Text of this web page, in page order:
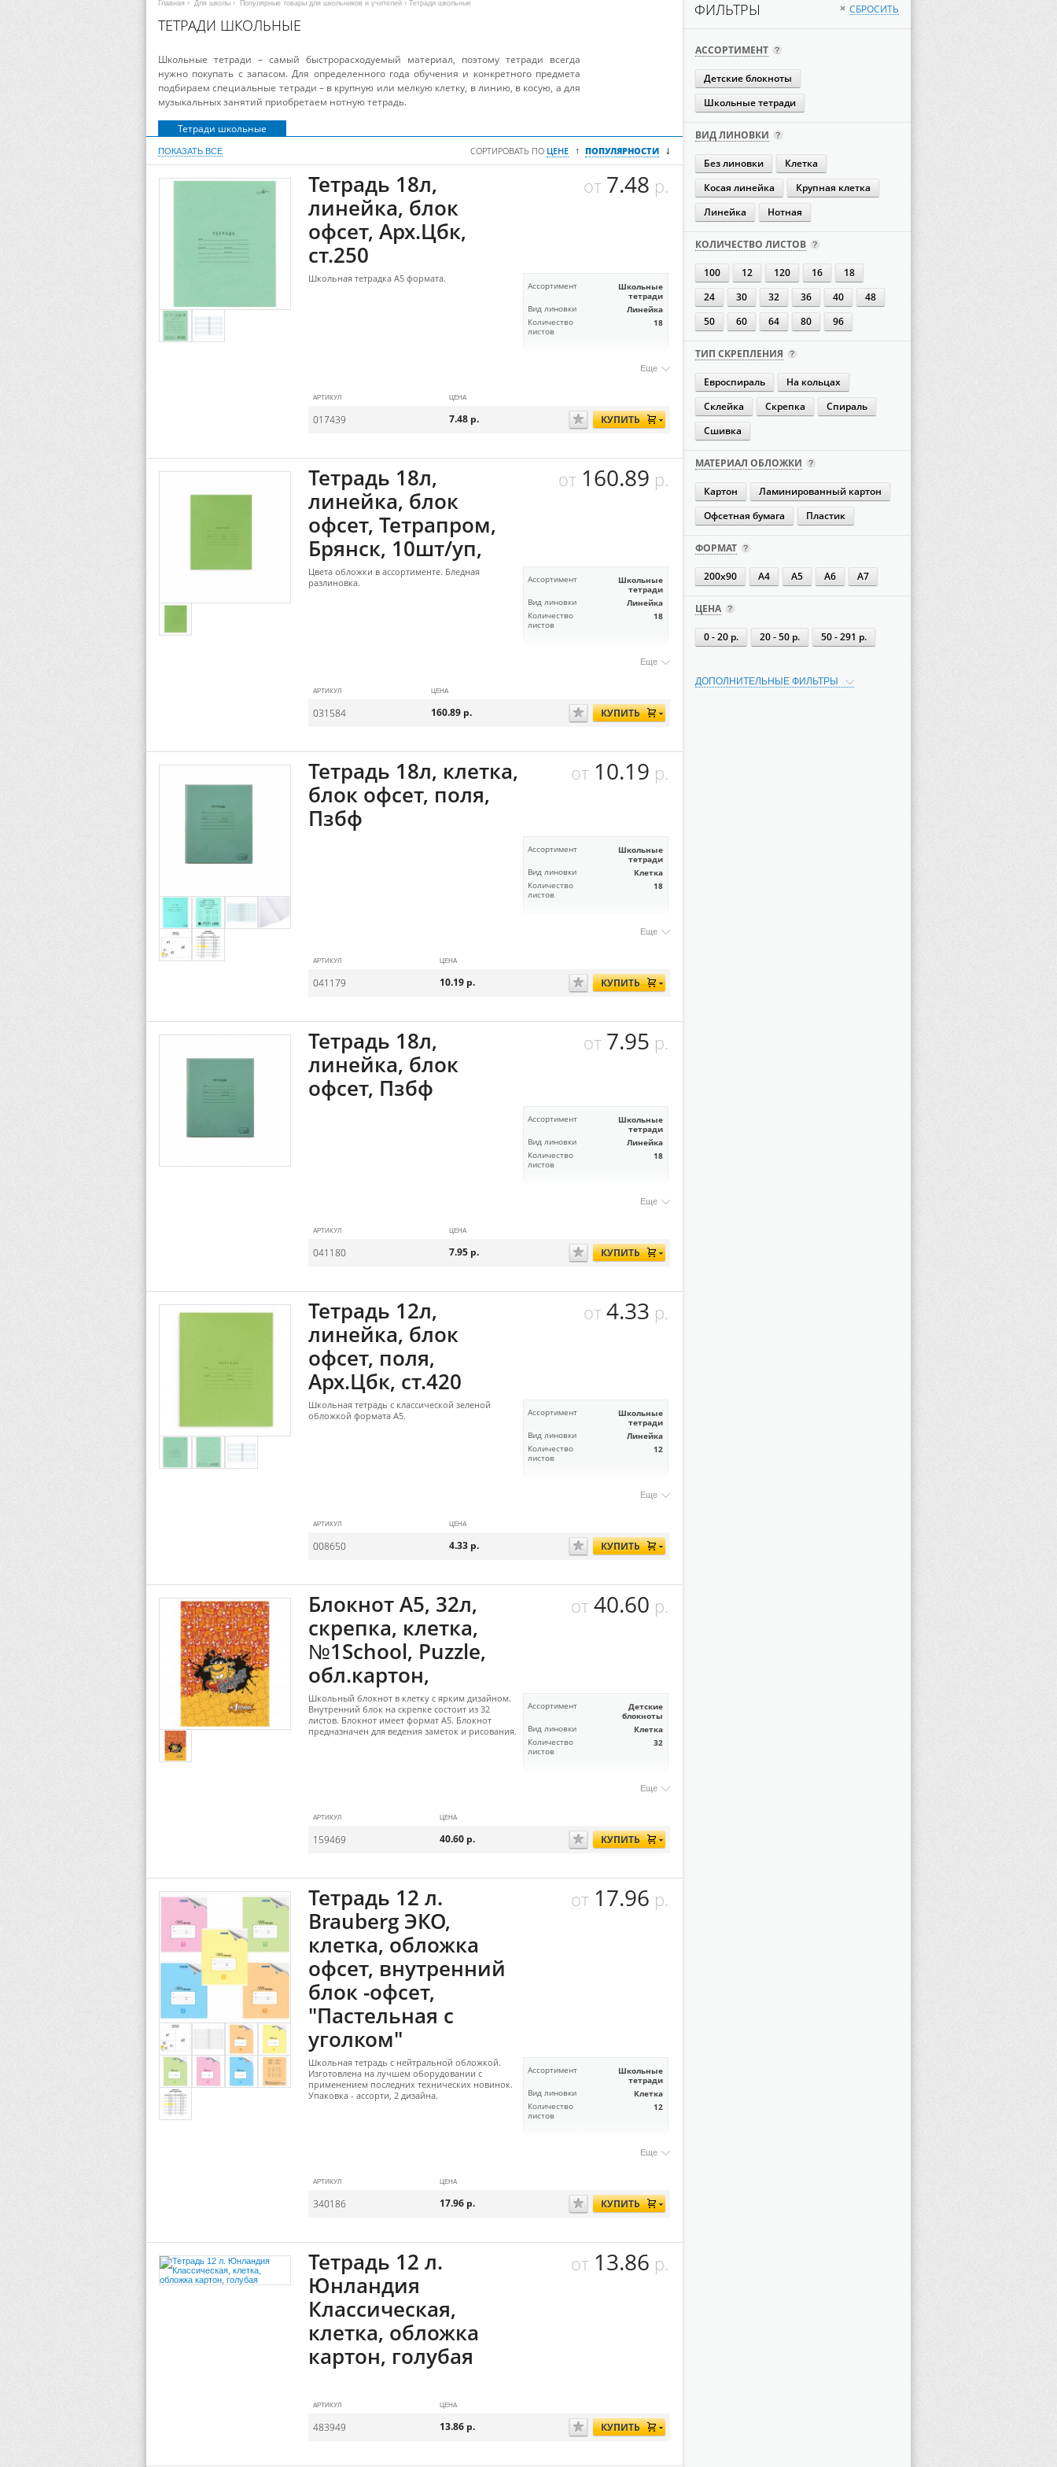
ФИЛЬТРЫ × СБРОСИТЬ
АССОРТИМЕНТ
Детские блокноты
Школьные тетради
ВИД ЛИНОВКИ
Без линовки
Клетка
Косая линейка
Крупная клетка
Линейка
Нотная
КОЛИЧЕСТВО ЛИСТОВ
100 12 120 16
18
24
30 32 36 40
48
50
60 64 80 96
ТИП СКРЕПЛЕНИЯ
Евроспираль
На кольцах
Склейка
Скрепка
Спираль
Сшивка
МАТЕРИАЛ ОБЛОЖКИ
Картон
Ламинированный картон
Офсетная бумага
Пластик
ФОРМАТ
200х90 А4 А5 А6 А7
ЦЕНА
0 - 20 р. 20 - 50 р. 50 - 291 р.
ДОПОЛНИТЕЛЬНЫЕ ФИЛЬТРЫ
Главная › Для школы › Популярные товары для школьников и учителей › Тетради школьные
ТЕТРАДИ ШКОЛЬНЫЕ
Школьные тетради – самый быстрорасходуемый материал, поэтому тетради всегда
нужно покупать с запасом. Для определенного года обучения и конкретного предмета
подбираем специальные тетради – в крупную или мелкую клетку, в линию, в косую, а для
музыкальных занятий приобретаем нотную тетрадь.
Тетради школьные
ПОКАЗАТЬ ВСЕ СОРТИРОВАТЬ ПО ЦЕНЕ ↑ ПОПУЛЯРНОСТИ ↓
Тетрадь 18л,
линейка, блок
офсет, Арх.Цбк,
ст.250
от 7.48 р.
Школьная тетрадка А5 формата.
Ассортимент
Школьные
тетради
Вид линовки Линейка
Количество
листов
18
Еще
АРТИКУЛ ЦЕНА
017439 7.48 р. КУПИТЬ
Тетрадь 18л,
линейка, блок
офсет, Тетрапром,
Брянск, 10шт/уп,
от 160.89 р.
Цвета обложки в ассортименте. Бледная
разлиновка.
Ассортимент
Школьные
тетради
Вид линовки Линейка
Количество
листов
18
Еще
АРТИКУЛ ЦЕНА
031584 160.89 р. КУПИТЬ
Тетрадь 18л, клетка,
блок офсет, поля,
Пзбф
от 10.19 р.
Ассортимент
Школьные
тетради
Вид линовки Клетка
Количество
листов
18
Еще
АРТИКУЛ ЦЕНА
041179 10.19 р. КУПИТЬ
Тетрадь 18л,
линейка, блок
офсет, Пзбф
от 7.95 р.
Ассортимент
Школьные
тетради
Вид линовки Линейка
Количество
листов
18
Еще
АРТИКУЛ ЦЕНА
041180 7.95 р. КУПИТЬ
Тетрадь 12л,
линейка, блок
офсет, поля,
Арх.Цбк, ст.420
от 4.33 р.
Школьная тетрадь с классической зеленой
обложкой формата А5.
Ассортимент
Школьные
тетради
Вид линовки Линейка
Количество
листов
12
Еще
АРТИКУЛ ЦЕНА
008650 4.33 р. КУПИТЬ
Блокнот А5, 32л,
скрепка, клетка,
№1School, Puzzle,
обл.картон,
от 40.60 р.
Школьный блокнот в клетку с ярким дизайном.
Внутренний блок на скрепке состоит из 32
листов. Блокнот имеет формат А5. Блокнот
предназначен для ведения заметок и рисования.
Ассортимент
Детские
блокноты
Вид линовки Клетка
Количество
листов
32
Еще
АРТИКУЛ ЦЕНА
159469 40.60 р. КУПИТЬ
Тетрадь 12 л.
Brauberg ЭКО,
клетка, обложка
офсет, внутренний
блок -офсет,
"Пастельная с
уголком"
от 17.96 р.
Школьная тетрадь с нейтральной обложкой.
Изготовлена на лучшем оборудовании с
применением последних технических новинок.
Упаковка - ассорти, 2 дизайна.
Ассортимент
Школьные
тетради
Вид линовки Клетка
Количество
листов
12
Еще
АРТИКУЛ ЦЕНА
340186 17.96 р. КУПИТЬ
Тетрадь 12 л.
Юнландия
Классическая,
клетка, обложка
картон, голубая
от 13.86 р.
АРТИКУЛ ЦЕНА
483949 13.86 р. КУПИТЬ